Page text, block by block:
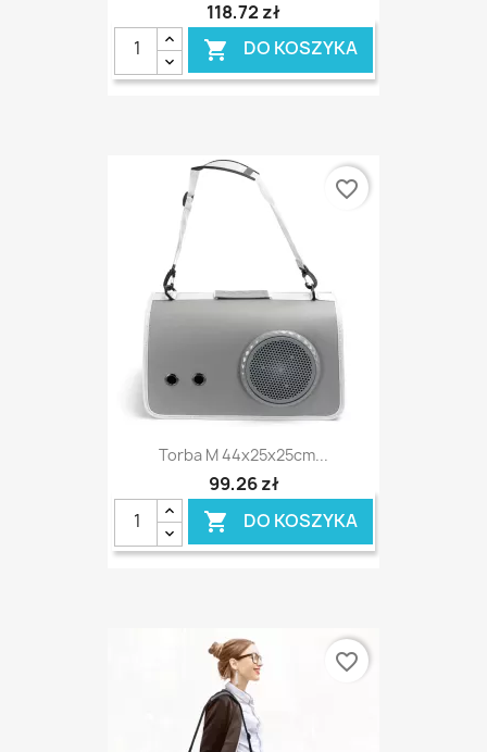
118,72 zł
 DO KOSZYKA
Torba M 44x25x25cm...
99,26 zł
 DO KOSZYKA
favorite_border
favorite_border